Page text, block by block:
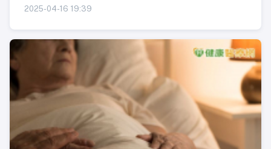
2025-04-16 19:39